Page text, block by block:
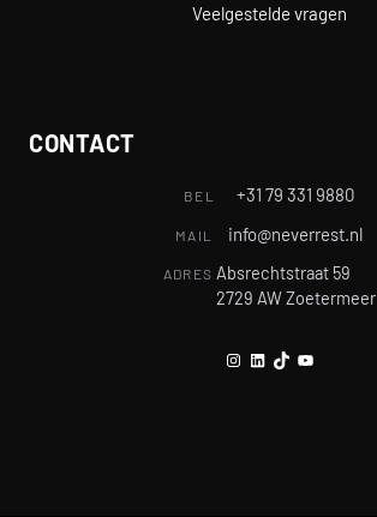
Veelgestelde vragen
CONTACT
BEL +31 79 331 9880
MAIL info@neverrest.nl
ADRES Absrechtstraat 59
2729 AW Zoetermeer
Instagram
LinkedIn
TikTokYouTube